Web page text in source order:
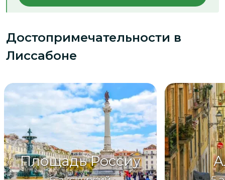
Достопримечательности в
Лиссабоне
Площадь Россиу